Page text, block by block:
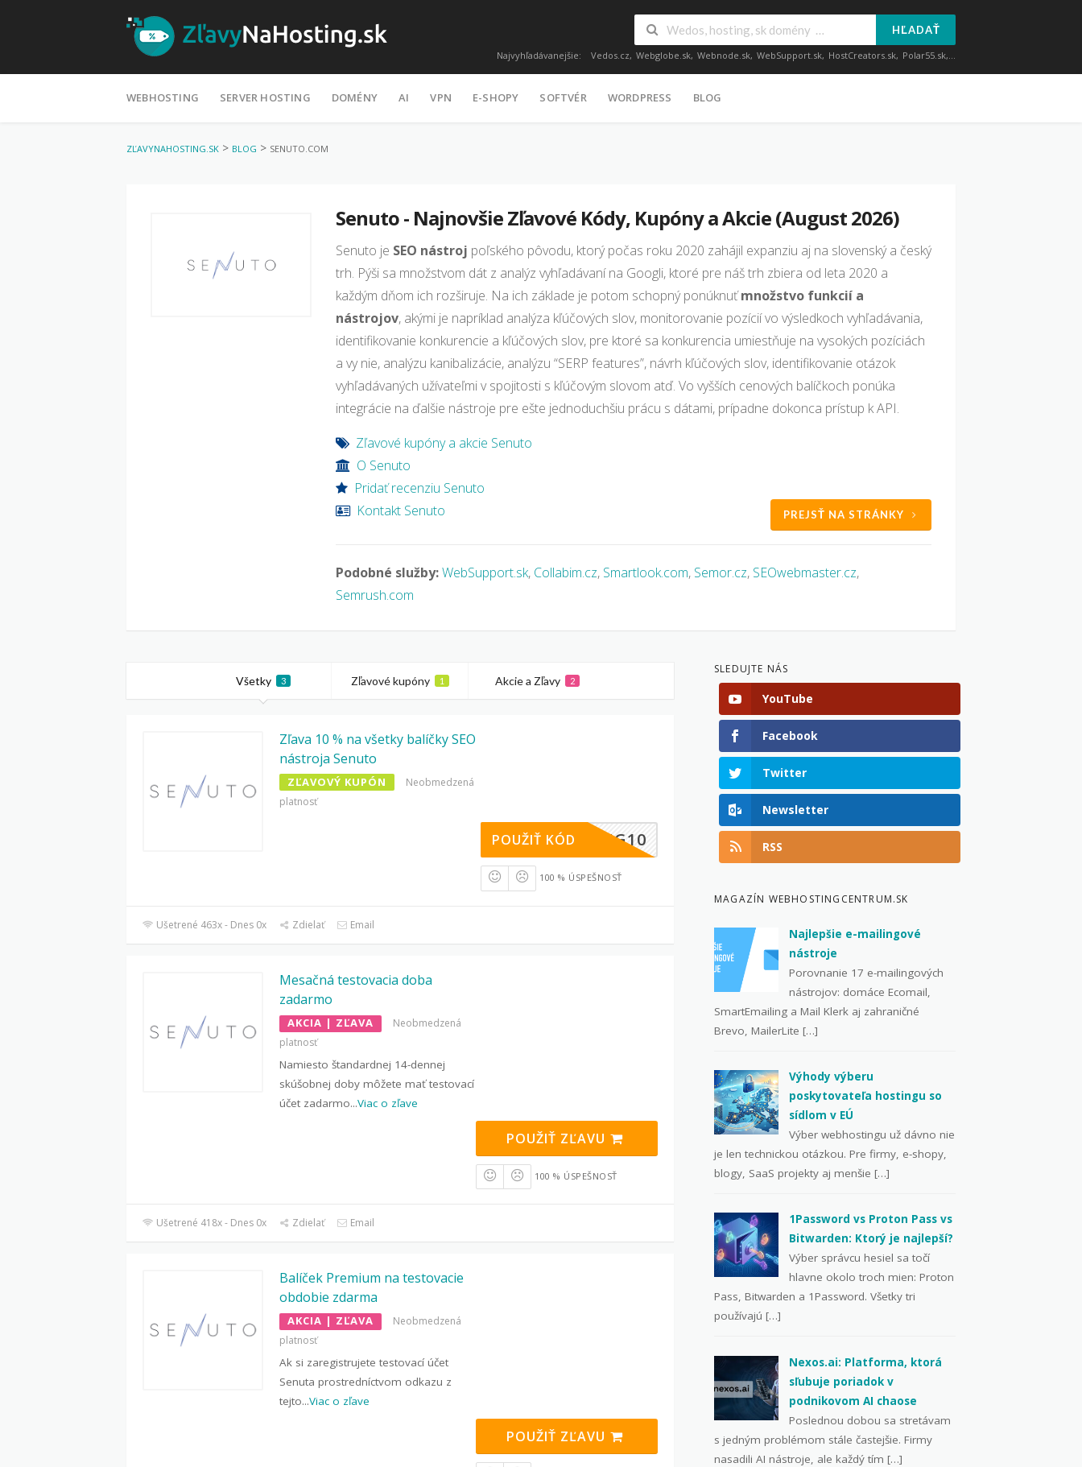
HĽADAŤ
Najvyhľadávanejšie: Vedos.cz, Webglobe.sk, Webnode.sk, WebSupport.sk, HostCreators.sk, Polar55.sk,...
to
WEBHOSTING SERVER HOSTING DOMÉNY AI VPN E-SHOPY SOFTVÉR WORDPRESS BLOG
ZĽAVYNAHOSTING.SK > BLOG > SENUTO.COM
Senuto - Najnovšie Zľavové Kódy, Kupóny a Akcie(August 2026)
Senuto je SEO nástroj poľského pôvodu, ktorý počas roku 2020 zahájil expanziu aj na slovenský a český
trh. Pýši sa množstvom dát z analýz vyhľadávaní na Googli, ktoré pre náš trh zbiera od leta 2020 a
každým dňom ich rozširuje. Na ich základe je potom schopný ponúknuťmnožstvo funkcií a
nástrojov, akými je napríklad analýza kľúčových slov, monitorovanie pozícií vo výsledkoch vyhľadávania,
identifikovanie konkurencie a kľúčových slov, pre ktoré sa konkurencia umiestňuje na vysokých pozíciách
a vy nie, analýzu kanibalizácie, analýzu “SERP features”, návrh kľúčových slov, identifikovanie otázok
vyhľadávaných užívateľmi v spojitosti s kľúčovým slovom atď. Vo vyšších cenových balíčkoch ponúka
integrácie na ďalšie nástroje pre ešte jednoduchšiu prácu s dátami, prípadne dokonca prístup k API.
Zľavové kupóny a akcie Senuto
O Senuto
Pridať recenziu Senuto
Kontakt Senuto
PREJSŤ NA STRÁNKY
Podobné služby:WebSupport.sk, Collabim.cz, Smartlook.com, Semor.cz, SEOwebmaster.cz,
Semrush.com
Všetky 3 Zľavové kupóny 1 Akcie a Zľavy 2
Zľava 10 % na všetky balíčky SEO
nástroja Senuto
ZĽAVOVÝ KUPÓN
Neobmedzená
platnosť
OSTING10
POUŽIŤ KÓD
100 % ÚSPEŠNOSŤ
Ušetrené 463x - Dnes 0x Zdielať Email
Mesačná testovacia doba
zadarmo
AKCIA | ZĽAVA
Neobmedzená
platnosť
Namiesto štandardnej 14-dennej
skúšobnej doby môžete mať testovací
účet zadarmo...Viac o zľave
POUŽIŤ ZĽAVU
100 % ÚSPEŠNOSŤ
Ušetrené 418x - Dnes 0x Zdielať Email
Balíček Premium na testovacie
obdobie zdarma
AKCIA | ZĽAVA
Neobmedzená
platnosť
Ak si zaregistrujete testovací účet
Senuta prostredníctvom odkazu z
tejto...Viac o zľave
POUŽIŤ ZĽAVU
SLEDUJTE NÁS
YouTube
Facebook
Twitter
Newsletter
RSS
MAGAZÍN WEBHOSTINGCENTRUM.SK
Najlepšie e-mailingové
nástroje
Porovnanie 17 e-mailingových
nástrojov: domáce Ecomail,
SmartEmailing a Mail Klerk aj zahraničné
Brevo, MailerLite […]
Výhody výberu
poskytovateľa hostingu so
sídlom v EÚ
Výber webhostingu už dávno nie
je len technickou otázkou. Pre firmy, e-shopy,
blogy, SaaS projekty aj menšie […]
1Password vs Proton Pass vs
Bitwarden: Ktorý je najlepší?
Výber správcu hesiel sa točí
hlavne okolo troch mien: Proton
Pass, Bitwarden a 1Password. Všetky tri
používajú […]
Nexos.ai: Platforma, ktorá
sľubuje poriadok v
podnikovom AI chaose
Poslednou dobou sa stretávam
s jedným problémom stále častejšie. Firmy
nasadili AI nástroje, ale každý tím […]